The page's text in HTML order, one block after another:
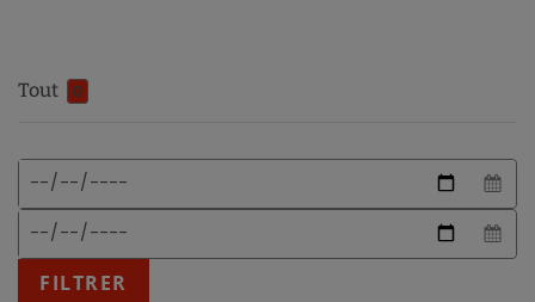
Tout 0
Date
début
Date
Format
date
attendu
:
JJ/MM/AAAA
FILTRER